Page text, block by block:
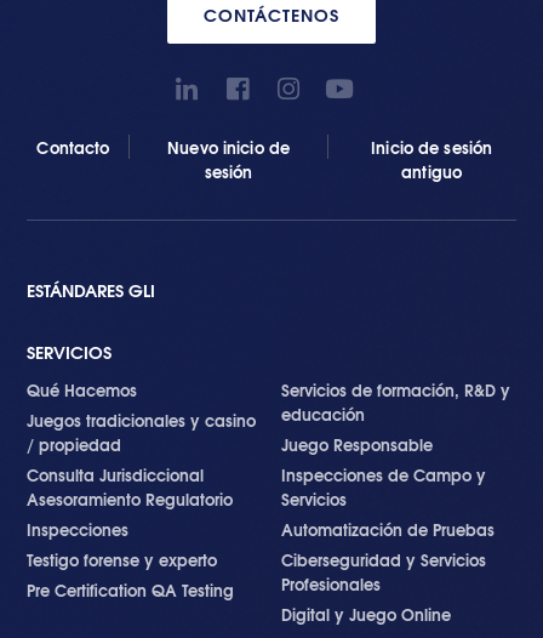
CONTÁCTENOS
Contacto
Nuevo inicio de
sesión
Inicio de sesión
antiguo
ESTÁNDARES GLI
SERVICIOS
Qué Hacemos
Juegos tradicionales y casino
/ propiedad
Consulta Jurisdiccional
Asesoramiento Regulatorio
Inspecciones
Testigo forense y experto
Pre Certification QA Testing
Servicios de formación, R&D y
educación
Juego Responsable
Inspecciones de Campo y
Servicios
Automatización de Pruebas
Ciberseguridad y Servicios
Profesionales
Digital y Juego Online